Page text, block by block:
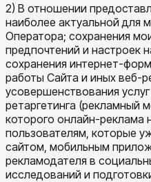
2) В отношении
наиболее актуальной для
Оператора; сохранения
предпочтений и настроек
сохранения интернет-
работы Сайта и иных веб-
усовершенствования
ретаргетинга (рекламный
которого онлайн-реклама
пользователям, которые
сайтом, мобильным
рекламодателя в
исследований и